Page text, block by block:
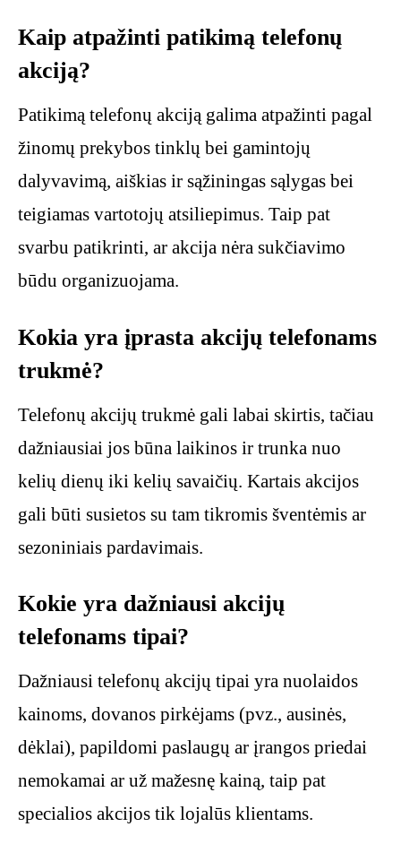
Kaip atpažinti patikimą telefonų
akciją?
Patikimą telefonų akciją galima atpažinti pagal
žinomų prekybos tinklų bei gamintojų
dalyvavimą, aiškias ir sąžiningas sąlygas bei
teigiamas vartotojų atsiliepimus. Taip pat
svarbu patikrinti, ar akcija nėra sukčiavimo
būdu organizuojama.
Kokia yra įprasta akcijų telefonams
trukmė?
Telefonų akcijų trukmė gali labai skirtis, tačiau
dažniausiai jos būna laikinos ir trunka nuo
kelių dienų iki kelių savaičių. Kartais akcijos
gali būti susietos su tam tikromis šventėmis ar
sezoniniais pardavimais.
Kokie yra dažniausi akcijų
telefonams tipai?
Dažniausi telefonų akcijų tipai yra nuolaidos
kainoms, dovanos pirkėjams (pvz., ausinės,
dėklai), papildomi paslaugų ar įrangos priedai
nemokamai ar už mažesnę kainą, taip pat
specialios akcijos tik lojalūs klientams.